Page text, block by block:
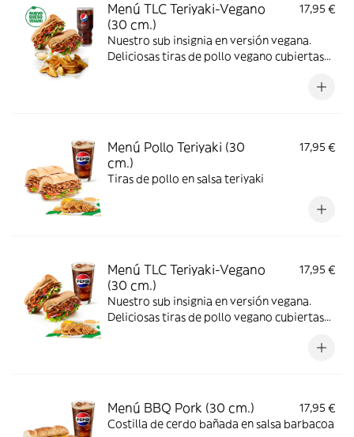
Menú TLC Teriyaki-Vegano
(30 cm.)
17,95 €
Nuestro sub insignia en versión vegana.
Deliciosas tiras de pollo vegano cubiertas
combinadas con los vegetales que más te
Menú Pollo Teriyaki (30
cm.)
17,95 €
Tiras de pollo en salsa teriyaki
Menú TLC Teriyaki-Vegano
(30 cm.)
17,95 €
Nuestro sub insignia en versión vegana.
Deliciosas tiras de pollo vegano cubiertas
combinadas con los vegetales que más te
Menú BBQ Pork (30 cm.)
17,95 €
Costilla de cerdo bañada en salsa barbacoa